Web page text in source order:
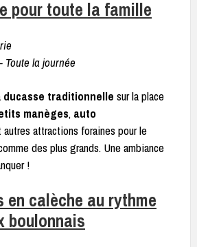
pour toute la famille
Toute la journée
ducasse traditionnelle sur la place
manèges, auto
autres attractions foraines pour le
des plus grands. Une ambiance
!
en calèche au rythme
boulonnais